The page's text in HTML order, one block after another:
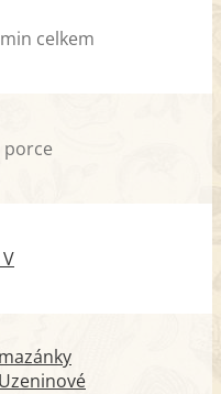
celkem
porce
Uzeninové